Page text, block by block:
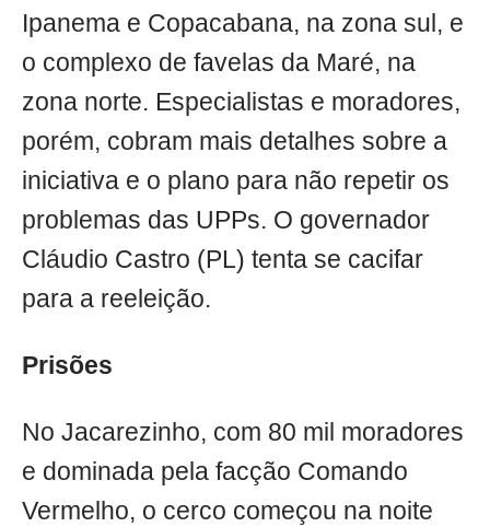
Ipanema e Copacabana, na zona sul, e
o complexo de favelas da Maré, na
zona norte. Especialistas e moradores,
porém, cobram mais detalhes sobre a
iniciativa e o plano para não repetir os
problemas das UPPs. O governador
Cláudio Castro (PL) tenta se cacifar
para a reeleição.
Prisões
No Jacarezinho, com 80 mil moradores
e dominada pela facção Comando
Vermelho, o cerco começou na noite